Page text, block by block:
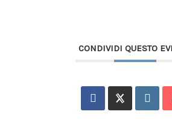
CONDIVIDI QUESTO